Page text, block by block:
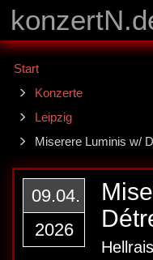
Start
Konzerte
Leipzig
Miserere Luminis w/
09.04.
2026